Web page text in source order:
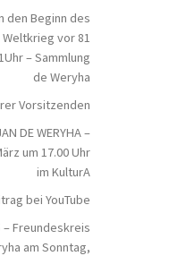
den Beginn des
vor 81
– Sammlung
de Weryha
Vorsitzenden
DE WERYHA –
um 17.00 Uhr
im KulturA
bei YouTube
– Freundeskreis
am Sonntag,